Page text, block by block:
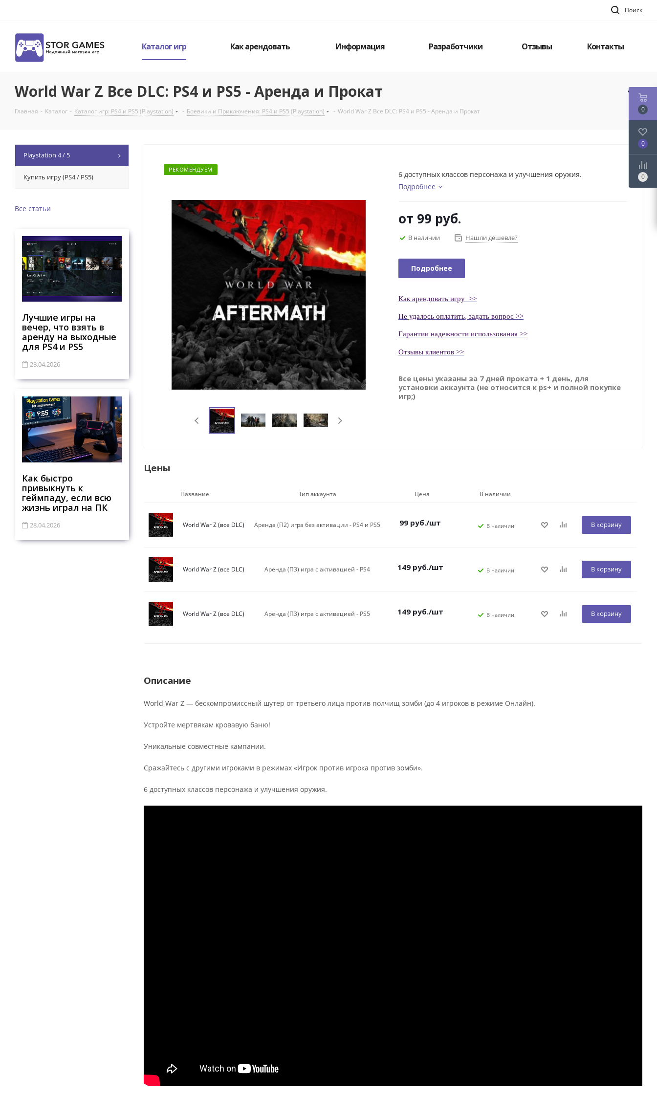
Поиск
Каталог игр Как арендовать Информация Разработчики Отзывы Контакты
World War Z Все DLC: PS4 и PS5 - Аренда и Прокат
Главная - Каталог - Каталог игр: PS4 и PS5 (Playstation) - Боевики и Приключения: PS4 и PS5 (Playstation) - World War Z Все DLC: PS4 и PS5 - Аренда и Прокат
РЕКОМЕНДУЕМ
6 доступных классов персонажа и улучшения оружия.
Подробнее
от 99 руб.
В наличии Нашли дешевле?
Подробнее
Какарендовать игру >>
Не удалось оплатить, задать вопрос >>
Гарантии надежности использования >>
Отзывы клиентов >>
Все цены указаны за 7 дней проката + 1 день, для
установки аккаунта (не относится к ps+ и полной покупке
игр;)
Цены
Название Тип аккаунта Цена В наличии
World War Z (все DLC) Аренда (П2) игра без активации - PS4 и PS5 99 руб./шт В наличии В корзину
World War Z (все DLC) Аренда (П3) игра c активацией - PS4 149руб./шт В наличии В корзину
World War Z (все DLC) Аренда (П3) игра c активацией - PS5 149руб./шт В наличии В корзину
Описание
World War Z — бескомпромиссный шутер от третьего лица против полчищ зомби (до 4 игроков в режиме Онлайн).
Устройте мертвякам кровавую баню!
Уникальные совместные кампании.
Сражайтесь с другими игроками в режимах «Игрок против игрока против зомби».
6 доступных классов персонажа и улучшения оружия.
Playstation 4 / 5
Купить игру (PS4 / PS5)
Все статьи
Лучшие игры на
вечер, что взять в
аренду на выходные
для PS4 и PS5
28.04.2026
Как быстро
привыкнуть к
геймпаду, если всю
жизнь играл на ПК
28.04.2026
0
0
0